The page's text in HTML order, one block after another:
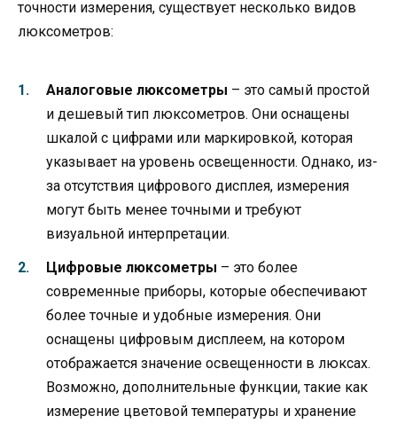
точности измерения, существует несколько видов
люксометров:
Аналоговые люксометры – это самый простой
и дешевый тип люксометров. Они оснащены
шкалой с цифрами или маркировкой, которая
указывает на уровень освещенности. Однако, из-
за отсутствия цифрового дисплея, измерения
могут быть менее точными и требуют
визуальной интерпретации.
Цифровые люксометры – это более
современные приборы, которые обеспечивают
более точные и удобные измерения. Они
оснащены цифровым дисплеем, на котором
отображается значение освещенности в люксах.
Возможно, дополнительные функции, такие как
измерение цветовой температуры и хранение